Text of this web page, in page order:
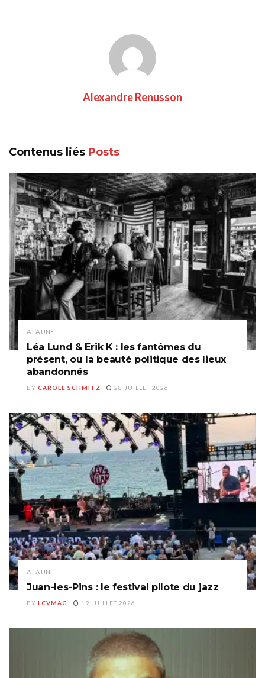
Alexandre Renusson
Contenus liés Posts
A LA UNE
Léa Lund & Erik K : les fantômes du
présent, ou la beauté politique des lieux
abandonnés
BY CAROLE SCHMITZ 28 JUILLET 2026
A LA UNE
Juan-les-Pins : le festival pilote du jazz
BY LCVMAG 19 JUILLET 2026